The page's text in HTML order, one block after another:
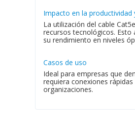
Impacto en la
La utilización del cable
recursos tecnológicos.
su rendimiento en niveles
Casos de uso
Ideal para empresas que
requiera conexiones
organizaciones.